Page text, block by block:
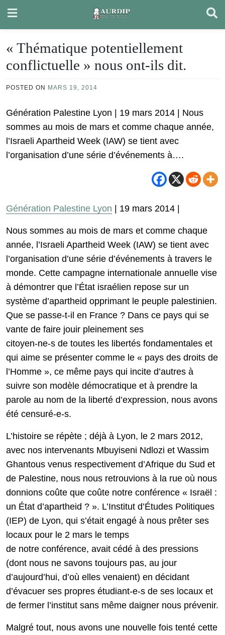
content
« Thématique potentiellement
conflictuelle » nous ont-ils dit.
POSTED ON MARS 19, 2014
Génération Palestine Lyon | 19 mars 2014 | Nous
sommes au mois de mars et comme chaque année,
l’Israeli Apartheid Week (IAW) se tient avec
l’organisation d’une série d’événements à….
Génération Palestine Lyon | 19 mars 2014 |
Nous sommes au mois de mars et comme chaque
année, l’Israeli Apartheid Week (IAW) se tient avec
l’organisation d’une série d’événements à travers le
monde. Cette campagne internationale annuelle vise
à démontrer que l’État israélien repose sur un
système d’apartheid opprimant le peuple palestinien.
Que se passe-t-il en France ? Dans ce pays qui se
vante de faire jouir pleinement ses
citoyen-ne-s de toutes les libertés fondamentales et
qui aime se présenter comme le « pays des droits de
l’Homme », ce même pays qui incite d’autres à
suivre son modèle démocratique et à prendre la
parole au nom de la liberté d’expression, nous avons
été censuré-e-s.
L’histoire se répète ; déjà à Lyon, le 2 mars 2012,
avec nos intervenants Mbuyiseni Ndlozi et Wassim
Ghantous venus respectivement d’Afrique du Sud et
de Palestine, nous nous retrouvions à la rue où nous
donnions coûte que coûte notre conférence « Israël :
un État d’apartheid ? ». L’Institut d’Études Politiques
(IEP) de Lyon, qui s’était engagé à nous prêter ses
locaux pour le 2 mars le temps
de notre conférence, avait cédé à des pressions
(dont nous ne savons toujours pas, au jour
d’aujourd’hui, d’où elles venaient) en décidant
d’évacuer ses propres étudiant-e-s de ses locaux et
de fermer l’institut sans même daigner nous prévenir.
Malgré tout, nous avons une nouvelle fois tenté cette